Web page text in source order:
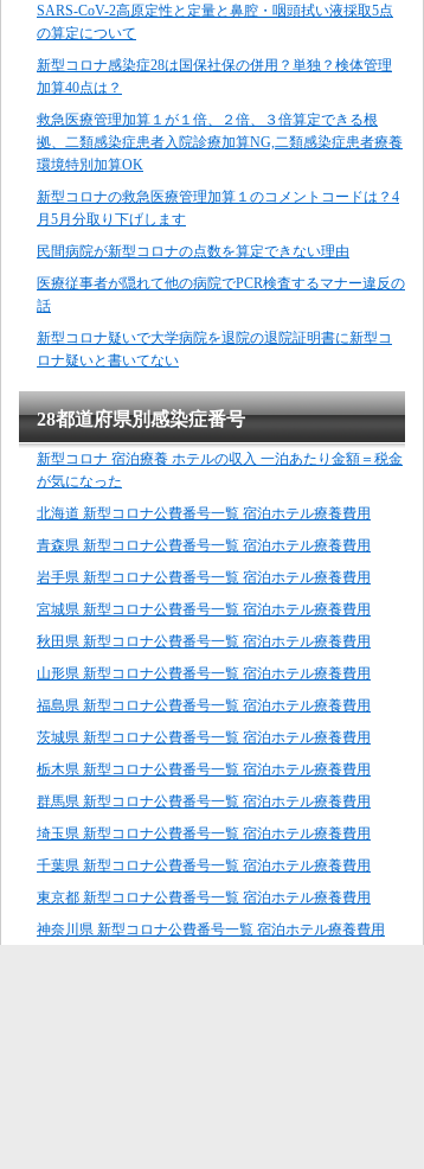
SARS-CoV-2高原定性と定量と鼻腔・咽頭拭い液採取5点
の算定について
新型コロナ感染症28は国保社保の併用？単独？検体管理
加算40点は？
救急医療管理加算１が１倍、２倍、３倍算定できる根
拠、二類感染症患者入院診療加算NG,二類感染症患者療養
環境特別加算OK
新型コロナの救急医療管理加算１のコメントコードは？4
月5月分取り下げします
民間病院が新型コロナの点数を算定できない理由
医療従事者が隠れて他の病院でPCR検査するマナー違反の
話
新型コロナ疑いで大学病院を退院の退院証明書に新型コ
ロナ疑いと書いてない
28都道府県別感染症番号
新型コロナ 宿泊療養 ホテルの収入 一泊あたり金額＝税金
が気になった
北海道 新型コロナ公費番号一覧 宿泊ホテル療養費用
青森県 新型コロナ公費番号一覧 宿泊ホテル療養費用
岩手県 新型コロナ公費番号一覧 宿泊ホテル療養費用
宮城県 新型コロナ公費番号一覧 宿泊ホテル療養費用
秋田県 新型コロナ公費番号一覧 宿泊ホテル療養費用
山形県 新型コロナ公費番号一覧 宿泊ホテル療養費用
福島県 新型コロナ公費番号一覧 宿泊ホテル療養費用
茨城県 新型コロナ公費番号一覧 宿泊ホテル療養費用
栃木県 新型コロナ公費番号一覧 宿泊ホテル療養費用
群馬県 新型コロナ公費番号一覧 宿泊ホテル療養費用
埼玉県 新型コロナ公費番号一覧 宿泊ホテル療養費用
千葉県 新型コロナ公費番号一覧 宿泊ホテル療養費用
東京都 新型コロナ公費番号一覧 宿泊ホテル療養費用
神奈川県 新型コロナ公費番号一覧 宿泊ホテル療養費用